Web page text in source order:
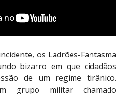
os Ladrões-Fantasma
bizarro em que cidadãos
de um regime tirânico.
grupo militar chamado